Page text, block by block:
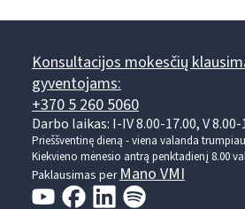
Konsultacijos mokesčių
gyventojams:
+370 5 260 5060
Darbo laikas: I-IV 8.00-17.00, V 8.00-
Prieššventinę dieną - viena valanda
Kiekvieno mėnesio antrą penktadienį 8.00
Paklausimas per Mano VMI